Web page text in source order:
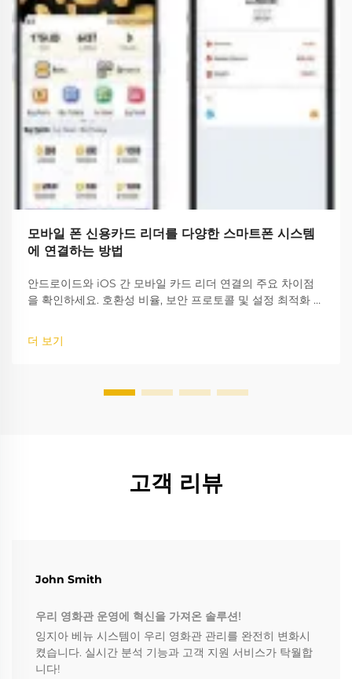
모바일 폰 신용카드 리더를 다양한 스마트폰 시스템
에 연결하는 방법
안드로이드와 iOS 간 모바일 카드 리더 연결의 주요 차이점
을 확인하세요. 호환성 비율, 보안 프로토콜 및 설정 최적화 방
요.
더 보기
고객 리뷰
John Smith
우리 영화관 운영에 혁신을 가져온 솔루션!
잉지아 베뉴 시스템이 우리 영화관 관리를 완전히 변화시
켰습니다. 실시간 분석 기능과 고객 지원 서비스가 탁월합
니다!